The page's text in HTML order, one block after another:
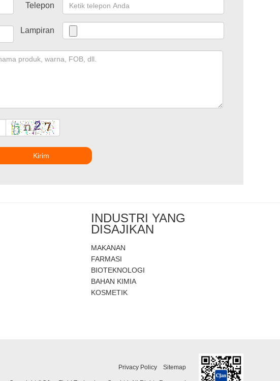
Telepon
Lampiran
Kirim
INDUSTRI YANG
DISAJIKAN
MAKANAN
FARMASI
BIOTEKNOLOGI
BAHAN KIMIA
KOSMETIK
Privacy Policy Sitemap